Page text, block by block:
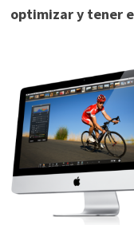
optimizar y tener